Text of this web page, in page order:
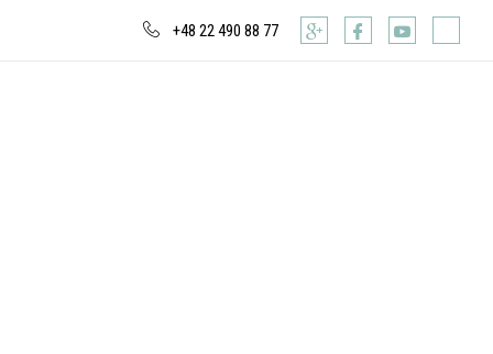
+48 22 490 88 77